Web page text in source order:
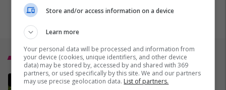
Top 5
5 pemë që ekspertët
Store and/or access information on a device
Learn more
Your personal data will be processed and information from
your device (cookies, unique identifiers, and other device
data) may be stored by, accessed by and shared with 369
partners, or used specifically by this site. We and our partners
may use precise geolocation data. List of partners.